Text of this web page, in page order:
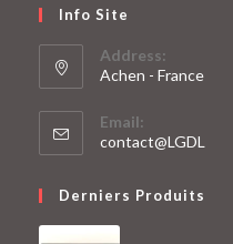
Info Site
Address:
Achen - France
dans
un
Email:
contact@LGDL
Derniers Produits